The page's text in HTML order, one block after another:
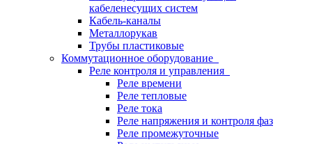
кабеленесущих систем
Кабель-каналы
Металлорукав
Трубы пластиковые
Коммутационное оборудование
Реле контроля и управления
Реле времени
Реле тепловые
Реле тока
Реле напряжения и контроля фаз
Реле промежуточные